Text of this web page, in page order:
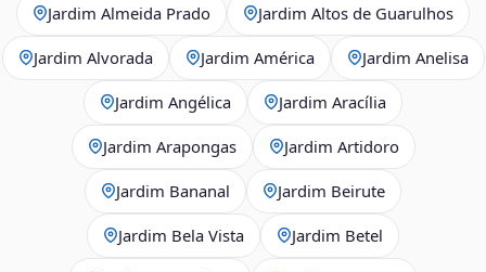
Jardim Almeida Prado Jardim Altos de Guarulhos
Jardim Alvorada Jardim América Jardim Anelisa
Jardim Angélica Jardim Aracília
Jardim Arapongas Jardim Artidoro
Jardim Bananal Jardim Beirute
Jardim Bela Vista Jardim Betel